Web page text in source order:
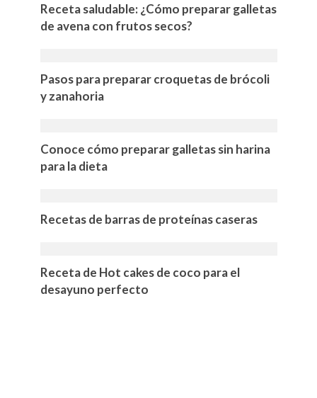
Receta saludable: ¿Cómo preparar galletas
de avena con frutos secos?
Pasos para preparar croquetas de brócoli
y zanahoria
Conoce cómo preparar galletas sin harina
para la dieta
Recetas de barras de proteínas caseras
Receta de Hot cakes de coco para el
desayuno perfecto